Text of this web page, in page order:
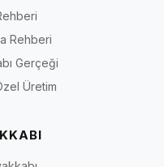
Rehberi
Gerçeği
Üretim